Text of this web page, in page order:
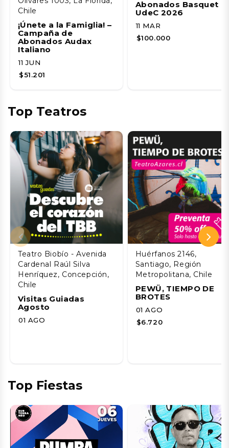
Chile
¡Únete a la Famiglia! –
Campaña de
Abonados Audax
Italiano
11 JUN
$51.201
Abonados Basquet
UdeC 2026
11 MAR
$100.000
Top Teatros
Teatro Biobío - Avenida
Cardenal Raúl Silva
Henríquez, Concepción,
Chile
Visitas Guiadas
Agosto
01 AGO
Huérfanos 2146,
Santiago, Región
Metropolitana, Chile
PEWÜ, TIEMPO DE
BROTES
01 AGO
$6.720
Top Fiestas